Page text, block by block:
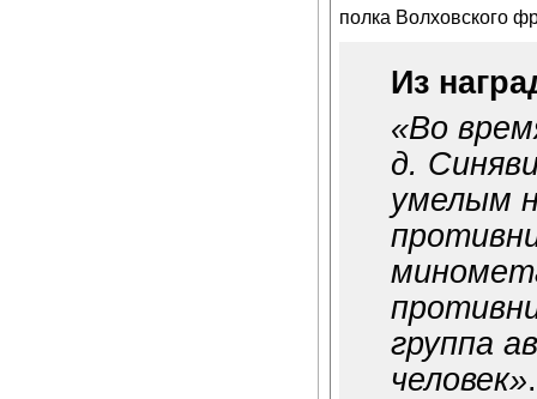
полка Волховского
Из
«Во
д.
умелым
группа
человек».